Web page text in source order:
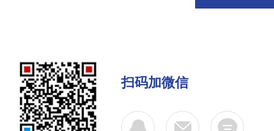
扫码加微信